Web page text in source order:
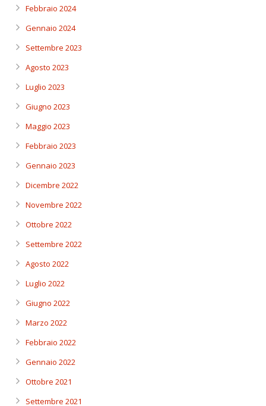
Febbraio 2024
Gennaio 2024
Settembre 2023
Agosto 2023
Luglio 2023
Giugno 2023
Maggio 2023
Febbraio 2023
Gennaio 2023
Dicembre 2022
Novembre 2022
Ottobre 2022
Settembre 2022
Agosto 2022
Luglio 2022
Giugno 2022
Marzo 2022
Febbraio 2022
Gennaio 2022
Ottobre 2021
Settembre 2021